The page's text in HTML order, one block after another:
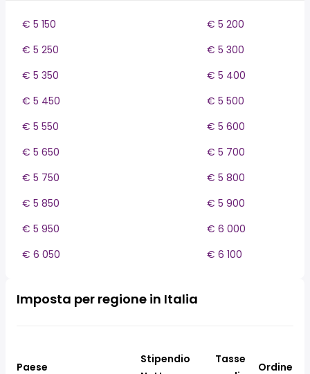
€ 5 150
€ 5 200
€ 5 250
€ 5 300
€ 5 350
€ 5 400
€ 5 450
€ 5 500
€ 5 550
€ 5 600
€ 5 650
€ 5 700
€ 5 750
€ 5 800
€ 5 850
€ 5 900
€ 5 950
€ 6 000
€ 6 050
€ 6 100
Imposta per regione in Italia
Paese
Stipendio
Tasse
Ordine